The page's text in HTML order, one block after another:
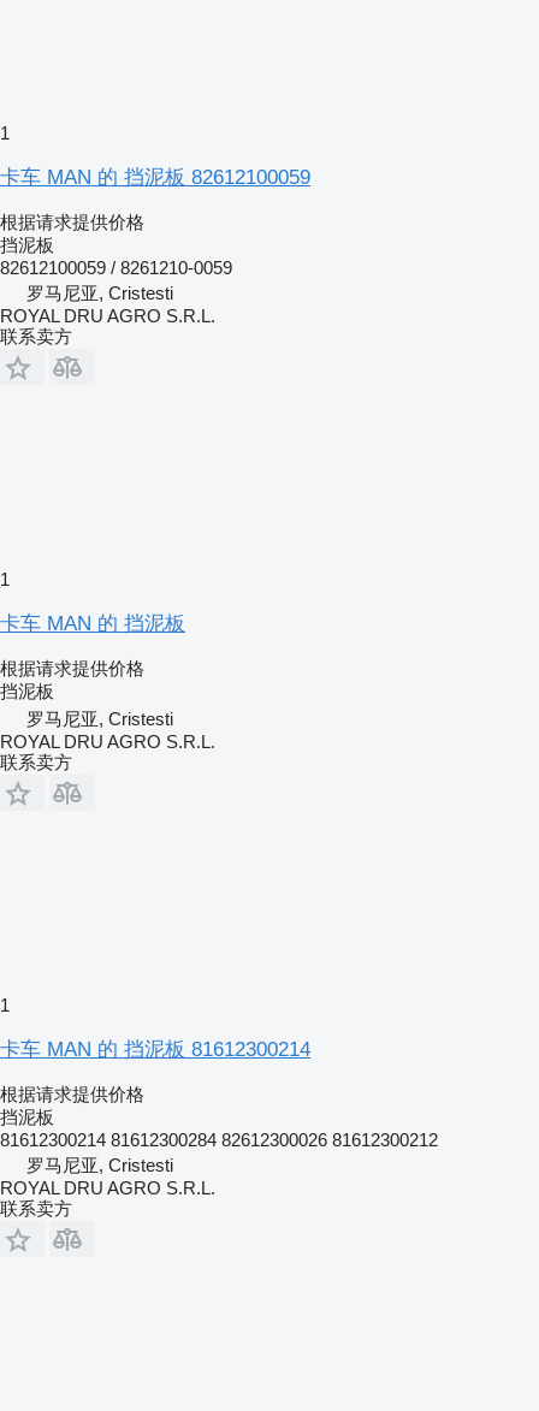
1
卡车 MAN 的 挡泥板 82612100059
根据请求提供价格
挡泥板
82612100059 / 8261210-0059
罗马尼亚, Cristesti
ROYAL DRU AGRO S.R.L.
联系卖方
1
卡车 MAN 的 挡泥板
根据请求提供价格
挡泥板
罗马尼亚, Cristesti
ROYAL DRU AGRO S.R.L.
联系卖方
1
卡车 MAN 的 挡泥板 81612300214
根据请求提供价格
挡泥板
81612300214 81612300284 82612300026 81612300212
罗马尼亚, Cristesti
ROYAL DRU AGRO S.R.L.
联系卖方